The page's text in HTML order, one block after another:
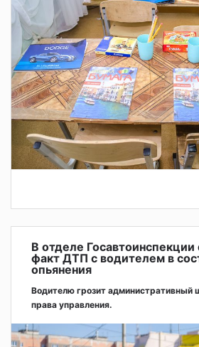
В отделе
факт ДТП с водителем в
опьянения
Водителю грозит административный
права управления.